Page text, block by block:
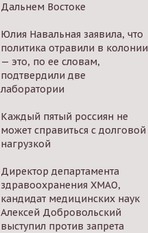
Дальнем Востоке
Юлия Навальная заявила, что
политика отравили в колонии
— это, по ее словам,
подтвердили две
лаборатории
Каждый пятый россиян не
может справиться с долговой
нагрузкой
Директор департамента
здравоохранения ХМАО,
кандидат медицинских наук
Алексей Добровольский
выступил против запрета